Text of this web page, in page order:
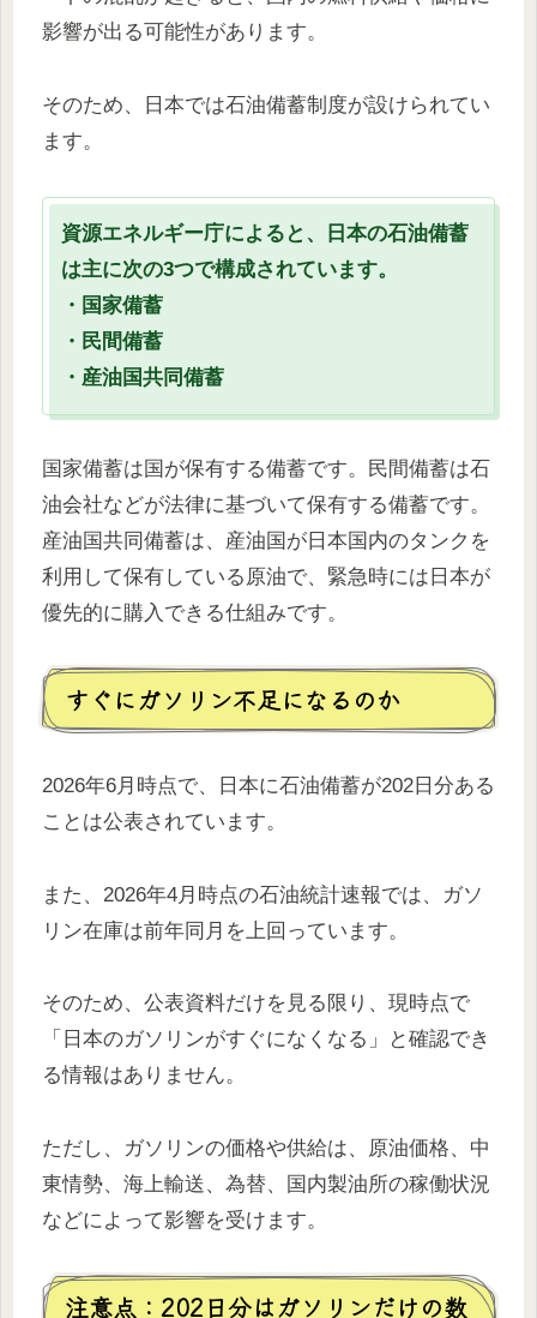
影響が出る可能性があります。
そのため、日本では石油備蓄制度が設けられてい
ます。
資源エネルギー庁によると、日本の石油備蓄
は主に次の3つで構成されています。
・国家備蓄
・民間備蓄
・産油国共同備蓄
国家備蓄は国が保有する備蓄です。民間備蓄は石
油会社などが法律に基づいて保有する備蓄です。
産油国共同備蓄は、産油国が日本国内のタンクを
利用して保有している原油で、緊急時には日本が
優先的に購入できる仕組みです。
すぐにガソリン不足になるのか
2026年6月時点で、日本に石油備蓄が202日分ある
ことは公表されています。
また、2026年4月時点の石油統計速報では、ガソ
リン在庫は前年同月を上回っています。
そのため、公表資料だけを見る限り、現時点で
「日本のガソリンがすぐになくなる」と確認でき
る情報はありません。
ただし、ガソリンの価格や供給は、原油価格、中
東情勢、海上輸送、為替、国内製油所の稼働状況
などによって影響を受けます。
注意点：202日分はガソリンだけの数